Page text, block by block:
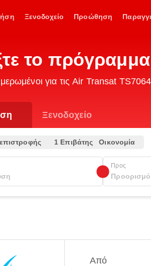
Ξενοδοχείο Προώθηση
το
για τις Air Transat
Ξενοδοχείο
επιστροφής 1 Επιβάτης Οικονομία
Προς
Από